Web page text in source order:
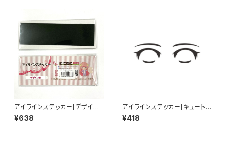
アイラインステッカー[デザイン
無] Eye line sticker NO DES
IGN
¥638
アイラインステッカー[キュート]
Eye line sticker CUTE
¥418